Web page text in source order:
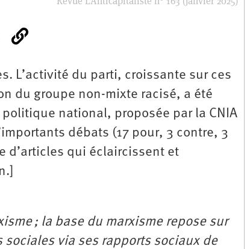
L’activité du parti, croissante sur ces
du groupe non-mixte racisé, a été
national, proposée par la CNIA
débats (17 pour, 3 contre, 3
d’articles qui éclaircissent et
; la base du marxisme repose sur
via ses rapports sociaux de